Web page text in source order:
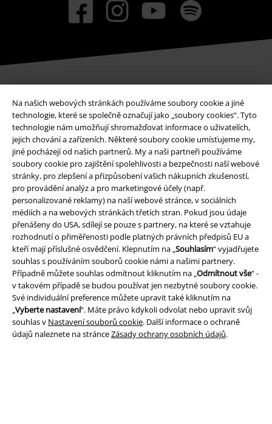
Na našich webových stránkách používáme soubory cookie a jiné
technologie, které se společně označují jako „soubory cookies“. Tyto
technologie nám umožňují shromažďovat informace o uživatelích,
jejich chování a zařízeních. Některé soubory cookie umísťujeme my,
jiné pocházejí od našich partnerů. My a naši partneři používáme
soubory cookie pro zajištění spolehlivosti a bezpečnosti naší webové
stránky, pro zlepšení a přizpůsobení vašich nákupních zkušeností,
pro provádění analýz a pro marketingové účely (např.
personalizované reklamy) na naší webové stránce, v sociálních
médiích a na webových stránkách třetích stran. Pokud jsou údaje
přenášeny do USA, sdílejí se pouze s partnery, na které se vztahuje
rozhodnutí o přiměřenosti podle platných právních předpisů EU a
kteří mají příslušné osvědčení. Klepnutím na „Souhlasím“ vyjadřujete
souhlas s používáním souborů cookie námi a našimi partnery.
Případně můžete souhlas odmítnout kliknutím na „Odmítnout vše“ -
v takovém případě se budou používat jen nezbytné soubory cookie.
Své individuální preference můžete upravit také kliknutím na
„Vyberte nastavení“. Máte právo kdykoli odvolat nebo upravit svůj
souhlas v Nastavení souborů cookie. Další informace o ochraně
údajů naleznete na stránceZásady ochrany osobních údajů.
Způsoby platby
Bankovní převod Platba na dobírku
Doprava
Balíkovna Balík Do ruky
EMP aplikaci
Stáhněte si novou EMP aplikaci zdarma a využijte všechny nové
funkce a výhody!